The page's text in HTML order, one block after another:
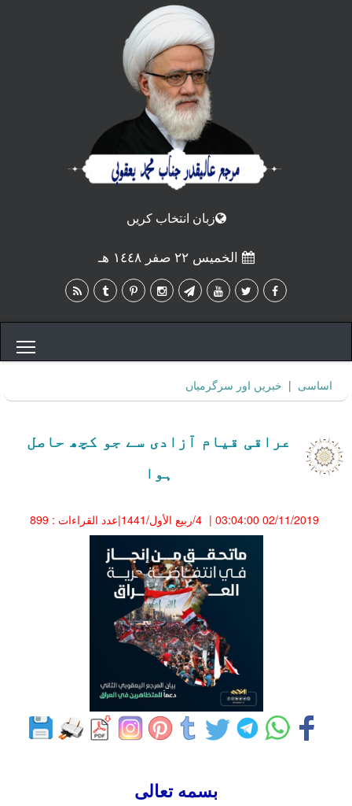
زبان انتخاب كريں
الخميس ٢٢ صفر ١٤٤٨ هـ
اساسى | خبريں اور سرگرمياں
عراقی قیام آزادی سے جو کچھ حاصل
ہوا
02/11/2019 03:04:00
| 4/ربيع الأول/1441 |عدد القراءات : 899
بسمه تعالى